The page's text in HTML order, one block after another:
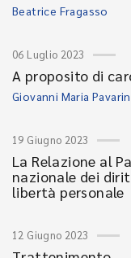
Beatrice Fragasso
06 Luglio 2023
A proposito di
Giovanni Maria Pavarin
19 Giugno 2023
La Relazione al
nazionale dei
libertà personale
12 Giugno 2023